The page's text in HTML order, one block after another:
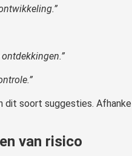
soort suggesties.
van risico